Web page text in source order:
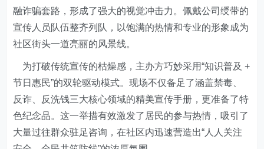
融诈骗套路，形成了强大的视觉冲击力。佩戴公司绶带的
宣传人员 队伍整齐列队，以饱满的热情和专业的形象成为
社区街头一道亮丽的风景线。
为打破传统宣传的枯燥感，主办方巧妙采用“知识普及 +
节日惠民”的双轮驱动模式。现场不仅备足了涵盖禁毒、
反诈、反洗钱三大核心领域的精美宣传手册，更准备了特
色纪念品。这一举措有效激发了居民的参与热情，吸引了
大量过往群众驻足咨询，在社区内迅速营造出“人人关注